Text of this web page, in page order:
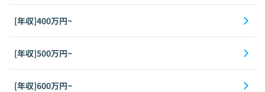
[年収]400万円~
[年収]500万円~
[年収]600万円~